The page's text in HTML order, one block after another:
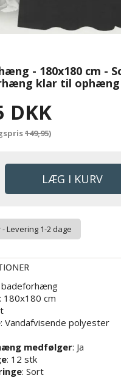
- 180x180 cm -
klar til ophæng
DKK
149,95)
Levering 1-2 dage
badeforhæng
: 180x180 cm
: Vandafvisende polyester
medfølger: Ja
: 12 stk
: Sort